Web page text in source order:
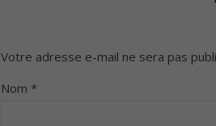
Votre adresse e-mail ne sera pas
Nom *